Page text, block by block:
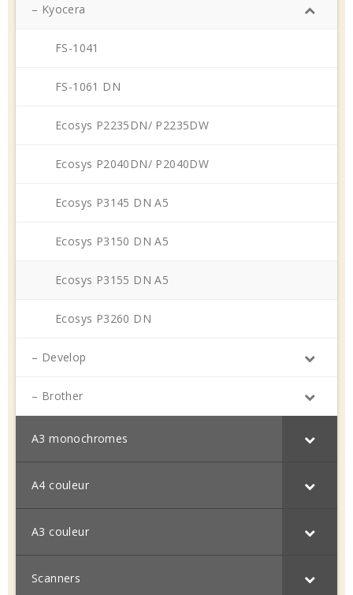
– Kyocera
FS-1041
FS-1061 DN
Ecosys P2235DN/ P2235DW
Ecosys P2040DN/ P2040DW
Ecosys P3145 DN A5
Ecosys P3150 DN A5
Ecosys P3155 DN A5
Ecosys P3260 DN
– Develop
– Brother
A3 monochromes
A4 couleur
A3 couleur
Scanners